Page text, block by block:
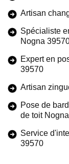
Artisan
Spécialiste
Nogna
Expert en
39570
Artisan
Pose de
de toit
Service
39570